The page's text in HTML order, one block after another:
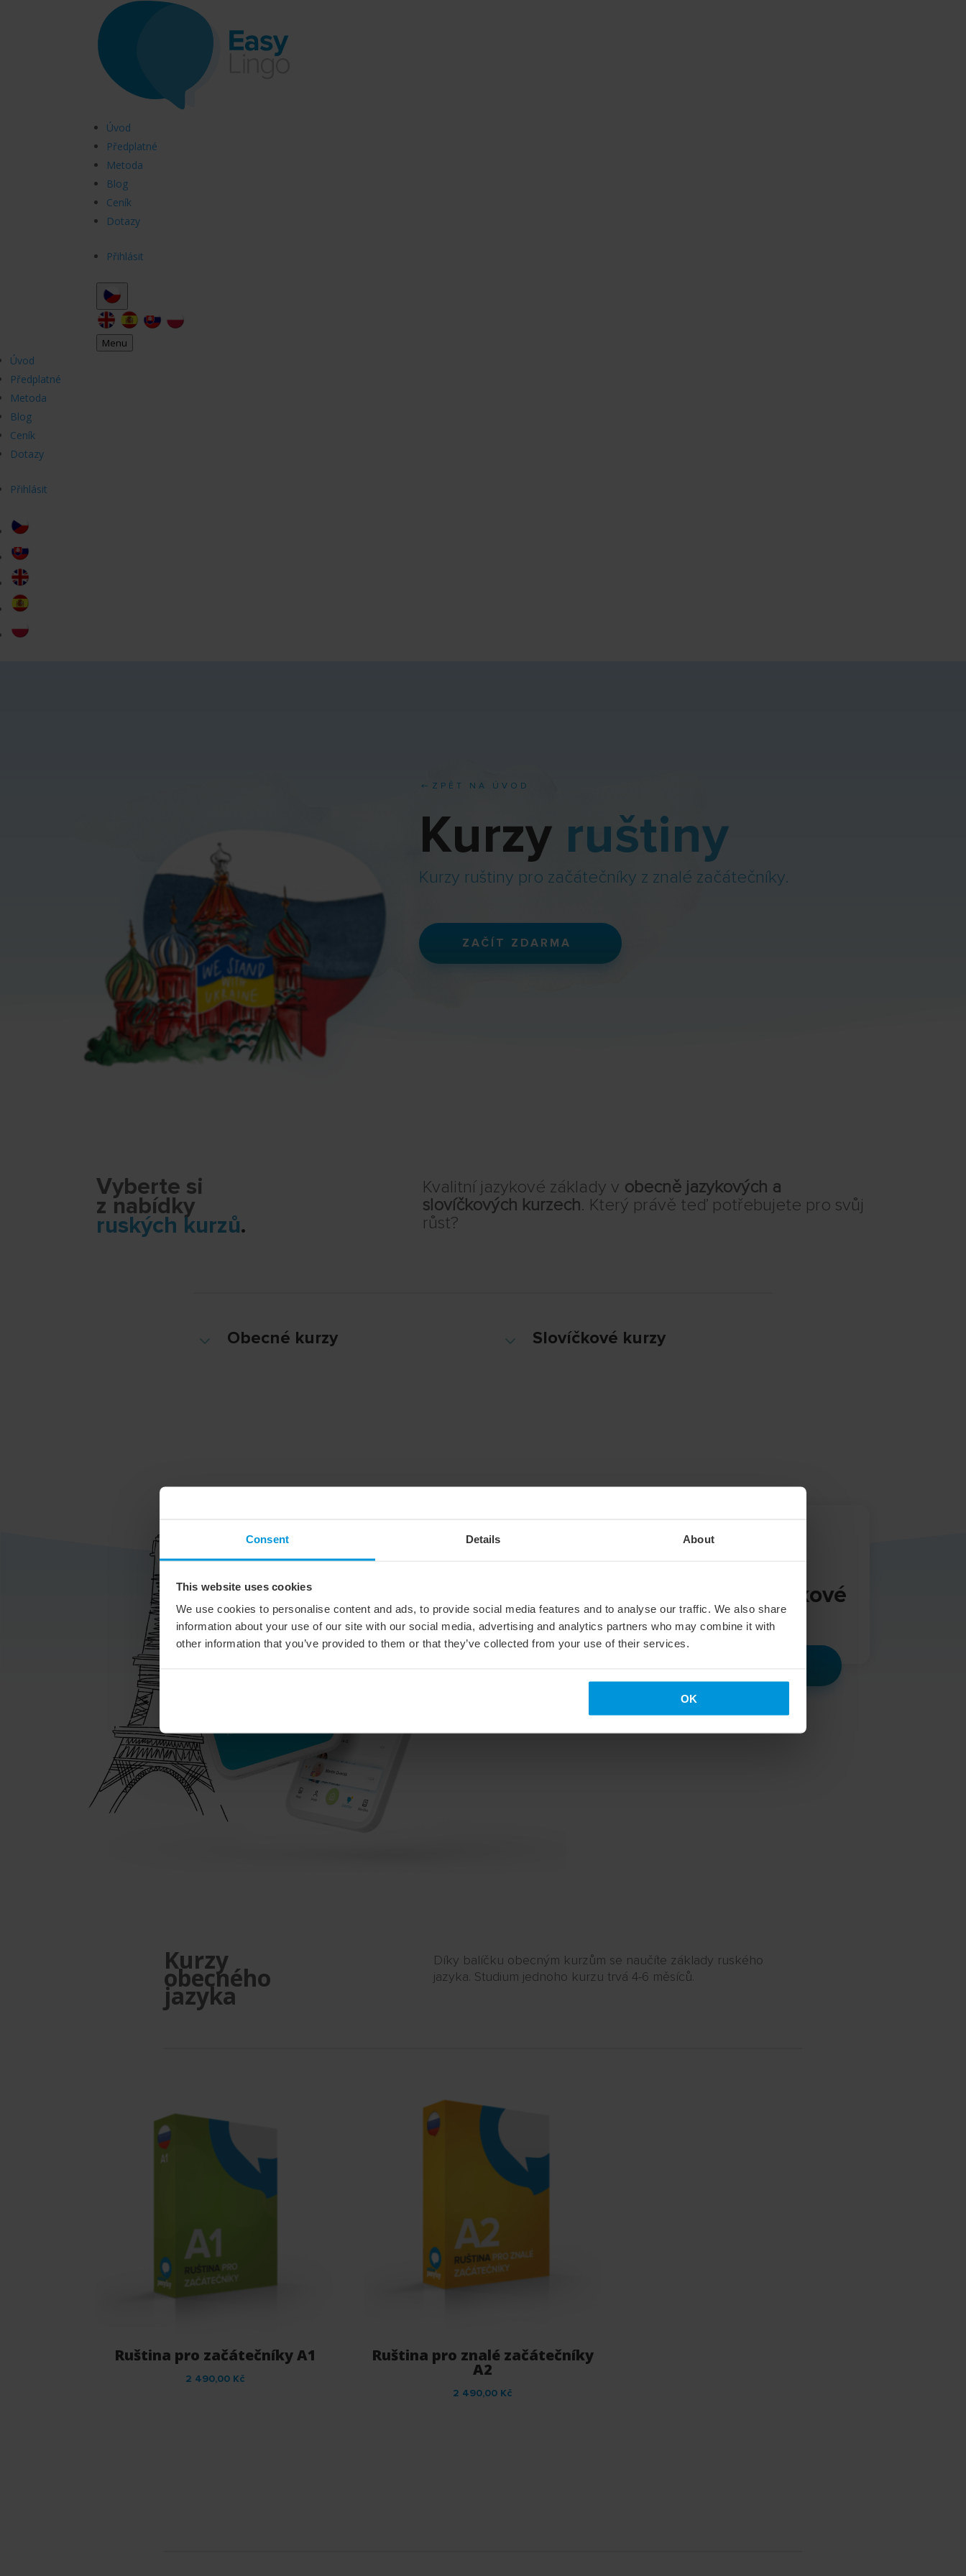
Consent Details About
This website uses cookies
We use cookies to personalise content and ads, to provide social media features and to analyse our traffic. We also share
information about your use of our site with our social media, advertising and analytics partners who may combine it with
other information that you’ve provided to them or that they’ve collected from your use of their services.
OK
Úvod
Předplatné
Metoda
Blog
Ceník
Dotazy
Přihlásit
Menu
Úvod
Předplatné
Metoda
Blog
Ceník
Dotazy
Přihlásit
ZPĚT NA ÚVOD
Kurzy ruštiny
Kurzy ruštiny pro začátečníky z znalé začátečníky.
ZAČÍT ZDARMA
Vyberte si
z nabídky
ruských kurzů.
Kvalitní jazykové základy v obecně jazykových a
slovíčkových kurzech. Který právě teď potřebujete pro svůj
růst?
3 Obecné kurzy 3 Slovíčkové kurzy
Obecné
Pro kvalitní jazykové
základy
Kurzy
obecného
jazyka
Díky balíčku obecným kurzům se naučíte základy ruského
jazyka. Studium jednoho kurzu trvá 4-6 měsíců.
Ruština pro začátečníky A1
2 490,00 Kč
Ruština pro znalé začátečníky
A2
2 490,00 Kč